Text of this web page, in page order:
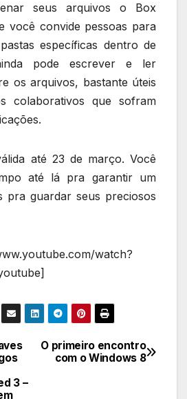
seus arquivos o Box
você convide pessoas para
específicas dentro de
pode escrever e ler
os arquivos, bastante úteis
colaborativos que sofram
até 23 de março. Você
até lá pra garantir um
pra guardar seus preciosos
watch?
O primeiro encontro
com o Windows 8
3 –